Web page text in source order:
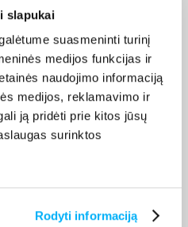
slapukai
suasmeninti turinį
medijos funkcijas ir
naudojimo informaciją
medijos, reklamavimo ir
ją pridėti prie kitos jūsų
surinktos
Rodyti informaciją
ir palyginant skirtingus
nemokamas 24 mėnesių
galima įsigyti išsimokėtinai.
kainuoja nuo 2,29 €,
į paštomatą nemokamas;
€. Sandėlyje esančios prekės
dienas, o tikslus
nurodytas jos
o jei pageidausite